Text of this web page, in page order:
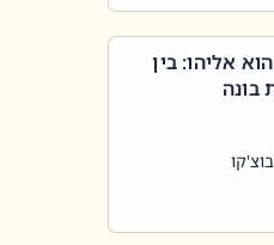
אליהו: בין
בונה